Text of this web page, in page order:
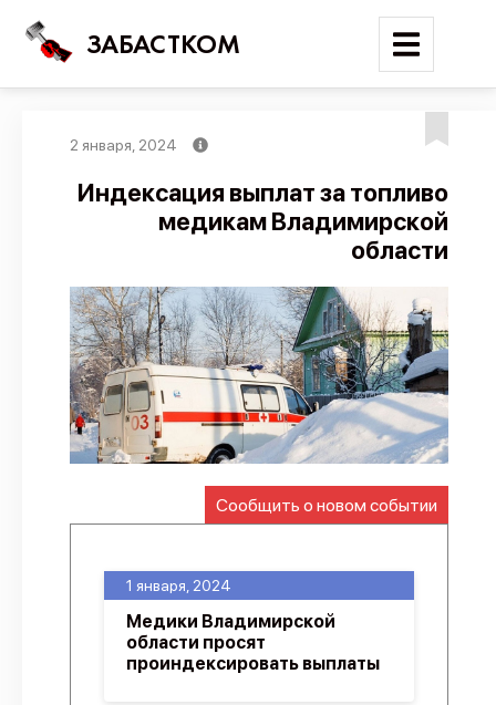
ЗАБАСТКОМ
Поиск
Карта событий
Трудовые конфликты
Отчеты
Предложить публикацию
Справочник
API
О проекте
2 января, 2024
Индексация выплат за топливо
медикам Владимирской
области
Сообщить о новом событии
1 января, 2024
Медики Владимирской
области просят
проиндексировать выплаты